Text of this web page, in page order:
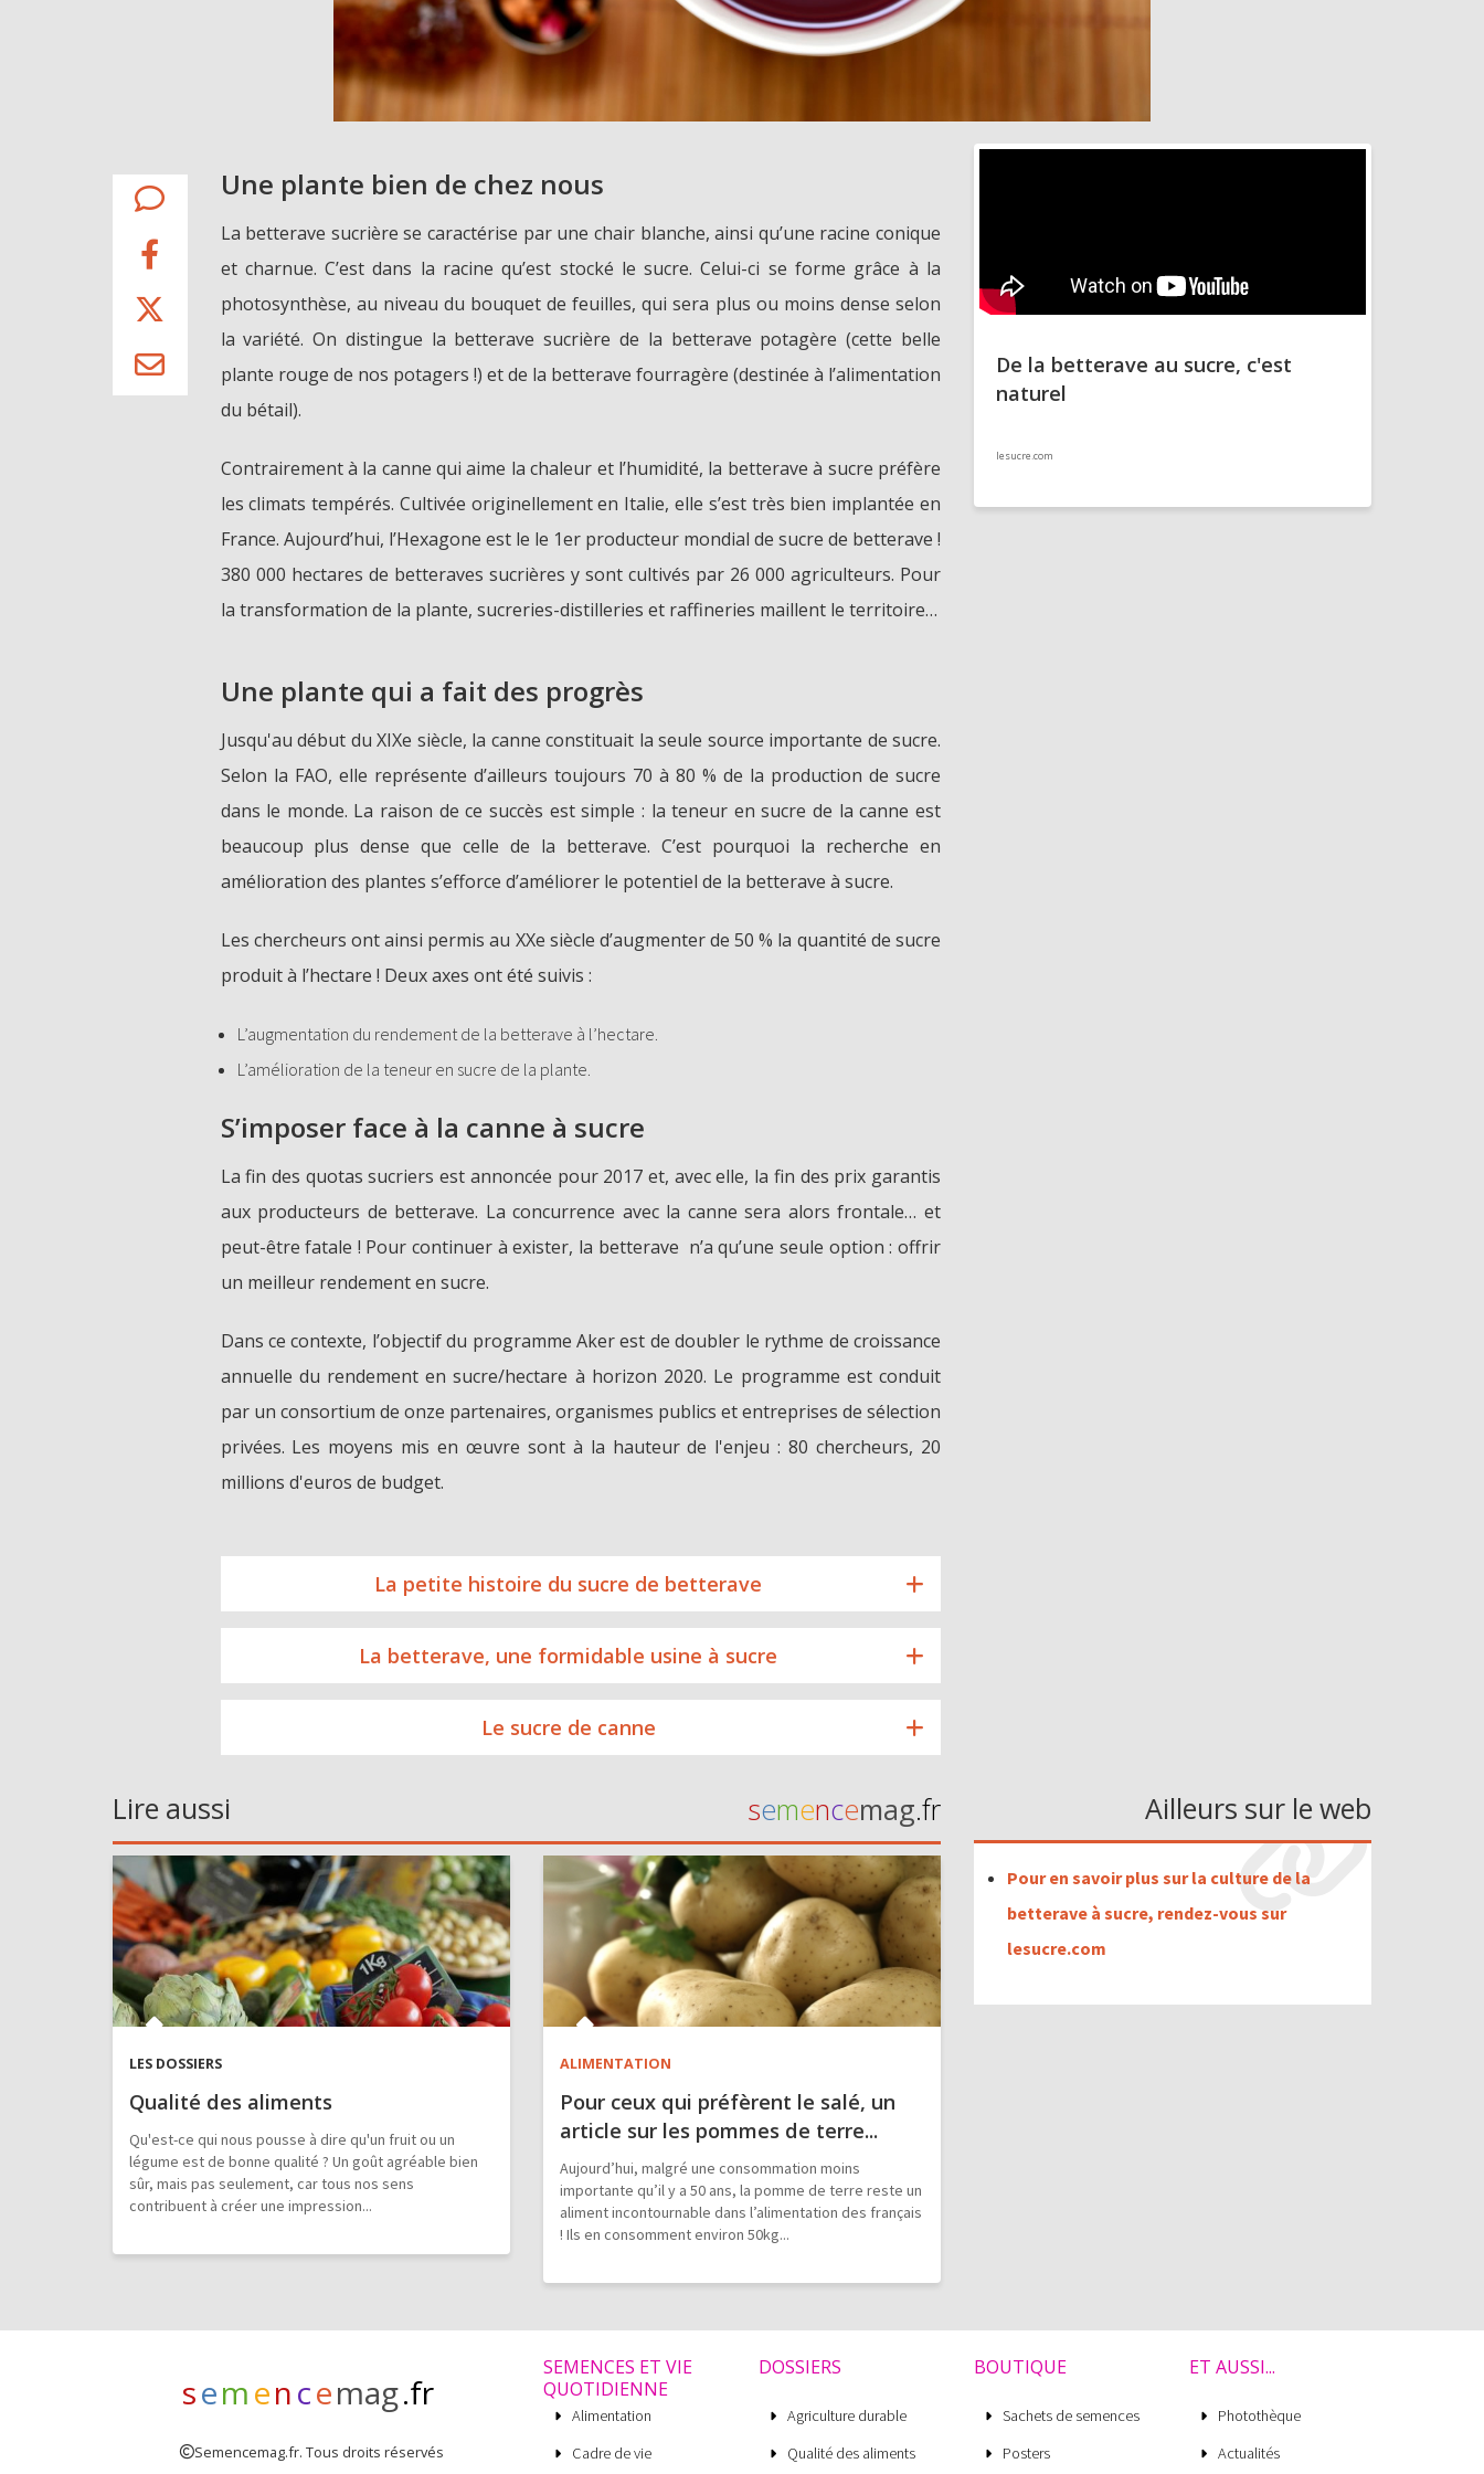
Une plante bien de chez nous
La betterave sucrière se caractérise par une chair blanche, ainsi qu’une racine conique
et charnue. C’est dans la racine qu’est stocké le sucre. Celui-ci se forme grâce à la
photosynthèse, au niveau du bouquet de feuilles, qui sera plus ou moins dense selon
la variété. On distingue la betterave sucrière de la betterave potagère (cette belle
plante rouge de nos potagers !) et de la betterave fourragère (destinée à l’alimentation
du bétail).
Contrairement à la canne qui aime la chaleur et l’humidité, la betterave à sucre préfère
les climats tempérés. Cultivée originellement en Italie, elle s’est très bien implantée en
France. Aujourd’hui, l’Hexagone est le le 1er producteur mondial de sucre de betterave !
380 000 hectares de betteraves sucrières y sont cultivés par 26 000 agriculteurs. Pour
la transformation de la plante, sucreries-distilleries et raffineries maillent le territoire…
Une plante qui a fait des progrès
Jusqu'au début du XIXe siècle, la canne constituait la seule source importante de sucre.
Selon la FAO, elle représente d’ailleurs toujours 70 à 80 % de la production de sucre
dans le monde. La raison de ce succès est simple : la teneur en sucre de la canne est
beaucoup plus dense que celle de la betterave. C’est pourquoi la recherche en
amélioration des plantes s’efforce d’améliorer le potentiel de la betterave à sucre.
Les chercheurs ont ainsi permis au XXe siècle d’augmenter de 50 % la quantité de sucre
produit à l’hectare ! Deux axes ont été suivis :
L’augmentation du rendement de la betterave à l’hectare.
L’amélioration de la teneur en sucre de la plante.
S’imposer face à la canne à sucre
La fin des quotas sucriers est annoncée pour 2017 et, avec elle, la fin des prix garantis
aux producteurs de betterave. La concurrence avec la canne sera alors frontale… et
peut-être fatale ! Pour continuer à exister, la betterave n’a qu’une seule option : offrir
un meilleur rendement en sucre.
Dans ce contexte, l’objectif du programme Aker est de doubler le rythme de croissance
annuelle du rendement en sucre/hectare à horizon 2020. Le programme est conduit
par un consortium de onze partenaires, organismes publics et entreprises de sélection
privées. Les moyens mis en œuvre sont à la hauteur de l'enjeu : 80 chercheurs, 20
millions d'euros de budget.
De la betterave au sucre, c'est
naturel
lesucre.com
La petite histoire du sucre de betterave
La betterave, une formidable usine à sucre
Le sucre de canne
Lire aussi semencemag.fr
LES DOSSIERS
Qualité des aliments
Qu'est-ce qui nous pousse à dire qu'un fruit ou un
légume est de bonne qualité ? Un goût agréable bien
sûr, mais pas seulement, car tous nos sens
contribuent à créer une impression...
ALIMENTATION
Pour ceux qui préfèrent le salé, un
article sur les pommes de terre...
Aujourd’hui, malgré une consommation moins
importante qu’il y a 50 ans, la pomme de terre reste un
aliment incontournable dans l’alimentation des français
! Ils en consomment environ 50kg...
Ailleurs sur le web
Pour en savoir plus sur la culture de la
betterave à sucre, rendez-vous sur
lesucre.com
semencemag.fr
Semencemag.fr. Tous droits réservés
SEMENCES ET VIE
QUOTIDIENNE
Alimentation
Cadre de vie
DOSSIERS
Agriculture durable
Qualité des aliments
BOUTIQUE
Sachets de semences
Posters
ET AUSSI...
Photothèque
Actualités